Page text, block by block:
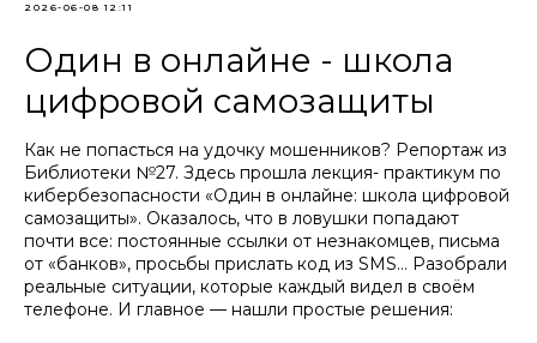
2026-06-08 12:11
Один в онлайне - школа
цифровой самозащиты
Как не попасться на удочку мошенников? Репортаж из
Библиотеки №27. Здесь прошла лекция- практикум по
кибербезопасности «Один в онлайне: школа цифровой
самозащиты». Оказалось, что в ловушки попадают
почти все: постоянные ссылки от незнакомцев, письма
от «банков», просьбы прислать код из SMS… Разобрали
реальные ситуации, которые каждый видел в своём
телефоне. И главное — нашли простые решения: